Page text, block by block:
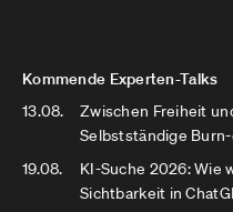
Kommende Experten-Talks
13.08.
Zwischen Freiheit
Selbstständige
19.08.
KI-Suche 2026: Wie
Sichtbarkeit in